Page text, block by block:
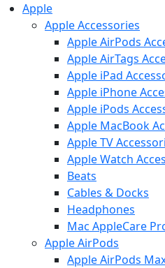
Apple
Apple Accessories
Apple AirPods
Apple AirTags
Apple iPad
Apple iPhone
Apple iPods
Apple MacBook
Apple TV
Apple Watch
Beats
Cables & Docks
Headphones
Mac AppleCare
Apple AirPods
Apple AirPods